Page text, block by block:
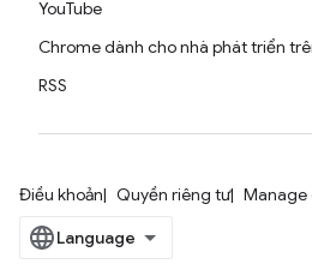
YouTube
Chrome dành cho nhà phát triển
RSS
Điều khoản Quyền riêng tư Manage